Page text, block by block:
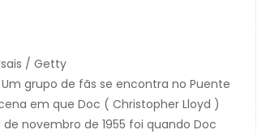
/ Getty
Um grupo de fãs se encontra no Puente
em que Doc ( Christopher Lloyd )
novembro de 1955 foi quando Doc